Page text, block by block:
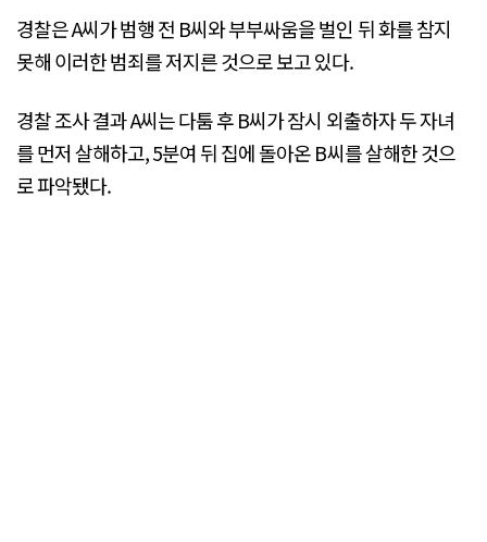
경찰은 A씨가 범행 전 B씨와 부부싸움을 벌인 뒤 화를 참지
못해 이러한 범죄를 저지른 것으로 보고 있다.
경찰 조사 결과 A씨는 다툼 후 B씨가 잠시 외출하자 두 자녀
를 먼저 살해하고, 5분여 뒤 집에 돌아온 B씨를 살해한 것으
로 파악됐다.